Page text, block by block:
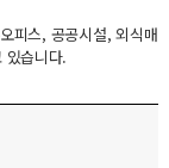
피스, 공공시설, 외식매
있습니다.